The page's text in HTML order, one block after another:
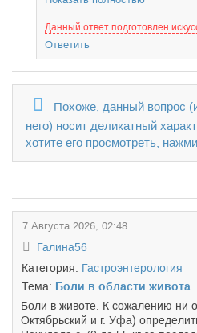
Данный ответ подготовлен
Ответить
Похоже, данный вопрос
него) носит деликатный
хотите его просмотреть,
7 Августа 2026, 02:48
Галина56
Категория: Гастроэнтерология
Тема: Боли в области живота
Боли в животе. К сожалению ни
Октябрьский и г. Уфа)